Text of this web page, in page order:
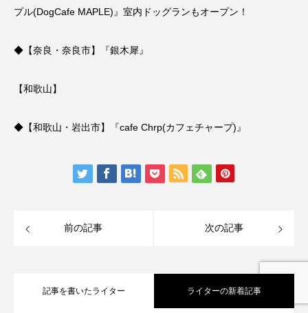
プル(DogCafe MAPLE)』室内ドッグランもオープン！
◆ 【奈良・奈良市】『銀木犀』
【和歌山】
◆ 【和歌山・岩出市】『cafe Chrp(カフェチャープ)』
前の記事 次の記事
記事を書いたライター ライターの新着記事